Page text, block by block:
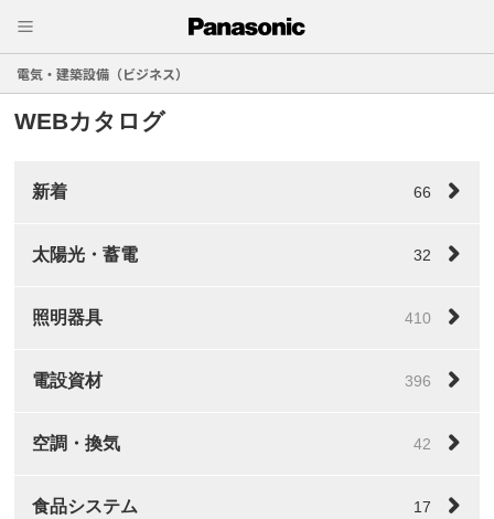
電気・建築設備（ビジネス）
WEBカタログ
新着 66
太陽光・蓄電 32
照明器具 410
電設資材 396
空調・換気 42
食品システム 17